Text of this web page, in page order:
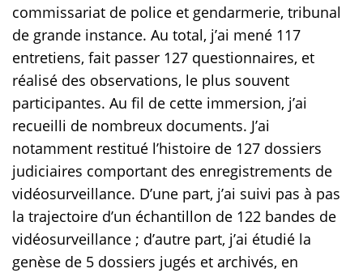
commissariat de police et gendarmerie, tribunal
de grande instance. Au total, j’ai mené 117
entretiens, fait passer 127 questionnaires, et
réalisé des observations, le plus souvent
participantes. Au fil de cette immersion, j’ai
recueilli de nombreux documents. J’ai
notamment restitué l’histoire de 127 dossiers
judiciaires comportant des enregistrements de
vidéosurveillance. D’une part, j’ai suivi pas à pas
la trajectoire d’un échantillon de 122 bandes de
vidéosurveillance ; d’autre part, j’ai étudié la
genèse de 5 dossiers jugés et archivés, en